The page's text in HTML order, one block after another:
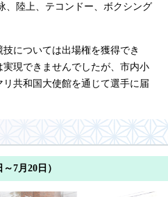
、陸上、テコンドー、ボクシング
については出場権を獲得でき
現できませんでしたが、市内小
共和国大使館を通じて選手に届
7月20日）